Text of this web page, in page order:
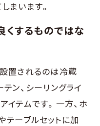
まいます。
するものではな
置されるのは冷蔵
ン、シーリングライ
イテムです。一方、ホ
テーブルセットに加